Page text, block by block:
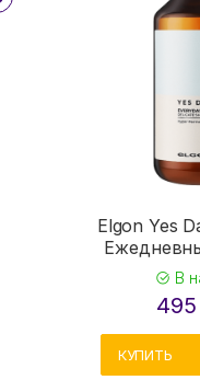
Elgon Yes
В
КУПИТЬ